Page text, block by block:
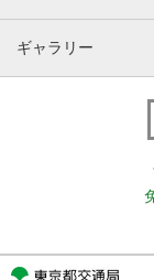
ギャラリー